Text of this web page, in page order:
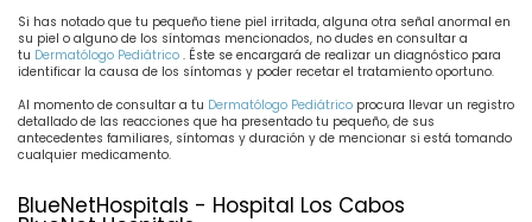
Si has notado que tu pequeño tiene piel irritada, alguna otra señal anormal en
su piel o alguno de los síntomas mencionados, no dudes en consultar a
tu Dermatólogo Pediátrico . Éste se encargará de realizar un diagnóstico para
identificar la causa de los síntomas y poder recetar el tratamiento oportuno.
Al momento de consultar a tu Dermatólogo Pediátrico procura llevar un registro
detallado de las reacciones que ha presentado tu pequeño, de sus
antecedentes familiares, síntomas y duración y de mencionar si está tomando
cualquier medicamento.
BlueNetHospitals - Hospital Los Cabos